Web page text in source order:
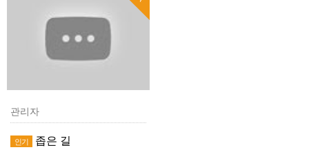
관리자
인기 좁은 길